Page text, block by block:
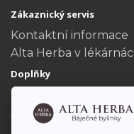
Zákaznický servis
Kontaktní informace
Alta Herba v
Doplňky
Dárkové poukazy
Akční nabídka